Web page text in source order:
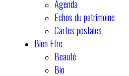
Agenda
Echos du patrimoine
Cartes postales
Bien Etre
Beauté
Bio